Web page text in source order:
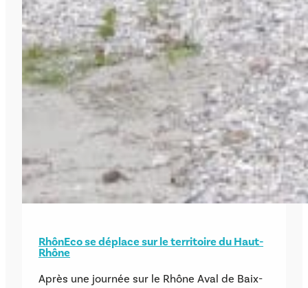
RhônEco se déplace sur le territoire du Haut-
Rhône
Après une journée sur le Rhône Aval de Baix-